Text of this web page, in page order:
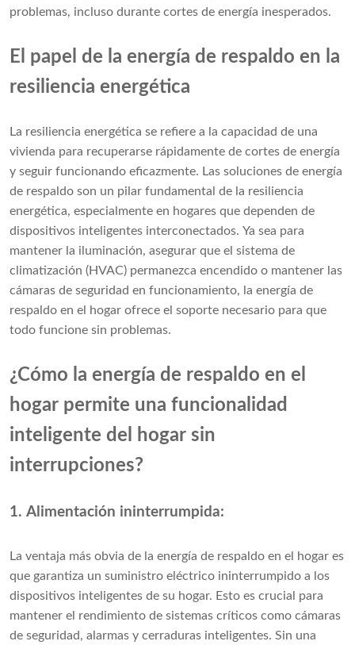
problemas, incluso durante cortes de energía inesperados.
El papel de la energía de respaldo en la
resiliencia energética
La resiliencia energética se refiere a la capacidad de una
vivienda para recuperarse rápidamente de cortes de energía
y seguir funcionando eficazmente. Las soluciones de energía
de respaldo son un pilar fundamental de la resiliencia
energética, especialmente en hogares que dependen de
dispositivos inteligentes interconectados. Ya sea para
mantener la iluminación, asegurar que el sistema de
climatización (HVAC) permanezca encendido o mantener las
cámaras de seguridad en funcionamiento, la energía de
respaldo en el hogar ofrece el soporte necesario para que
todo funcione sin problemas.
¿Cómo la energía de respaldo en el
hogar permite una funcionalidad
inteligente del hogar sin
interrupciones?
1. Alimentación ininterrumpida:
La ventaja más obvia de la energía de respaldo en el hogar es
que garantiza un suministro eléctrico ininterrumpido a los
dispositivos inteligentes de su hogar. Esto es crucial para
mantener el rendimiento de sistemas críticos como cámaras
de seguridad, alarmas y cerraduras inteligentes. Sin una